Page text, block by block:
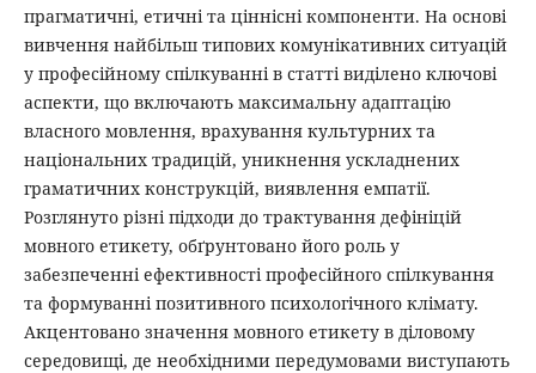
прагматичні, етичні та ціннісні компоненти. На основі
вивчення найбільш типових комунікативних ситуацій
у професійному спілкуванні в статті виділено ключові
аспекти, що включають максимальну адаптацію
власного мовлення, врахування культурних та
національних традицій, уникнення ускладнених
граматичних конструкцій, виявлення емпатії.
Розглянуто різні підходи до трактування дефініцій
мовного етикету, обґрунтовано його роль у
забезпеченні ефективності професійного спілкування
та формуванні позитивного психологічного клімату.
Акцентовано значення мовного етикету в діловому
середовищі, де необхідними передумовами виступають